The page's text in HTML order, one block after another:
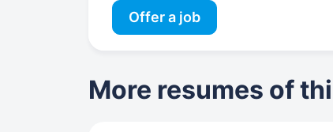
Offer a job
More resumes of